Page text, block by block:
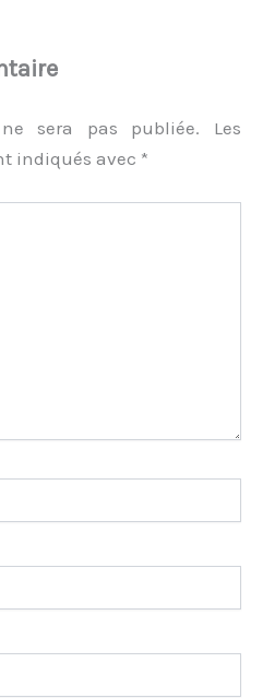
sera pas publiée.
Les
indiqués avec *